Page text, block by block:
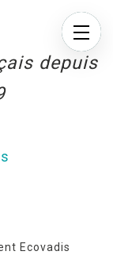
depuis
Ecovadis